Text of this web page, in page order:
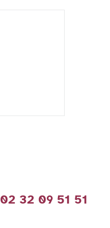
02 32 09 51 51